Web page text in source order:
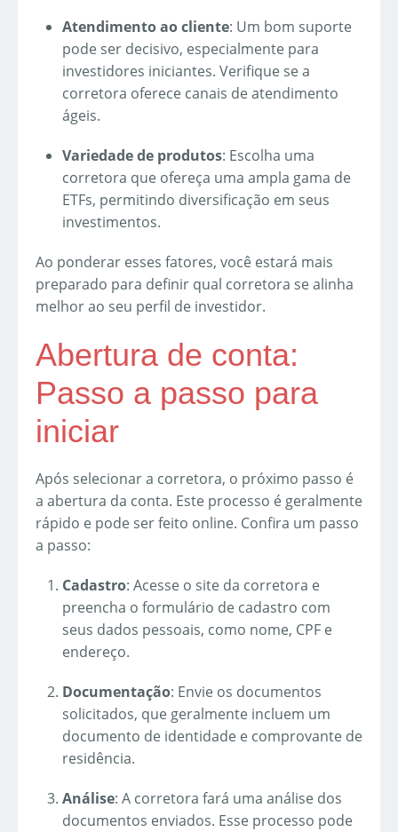
Atendimento ao cliente: Um bom suporte
pode ser decisivo, especialmente para
investidores iniciantes. Verifique se a
corretora oferece canais de atendimento
ágeis.
Variedade de produtos: Escolha uma
corretora que ofereça uma ampla gama de
ETFs, permitindo diversificação em seus
investimentos.
Ao ponderar esses fatores, você estará mais
preparado para definir qual corretora se alinha
melhor ao seu perfil de investidor.
Abertura de conta:
Passo a passo para
iniciar
Após selecionar a corretora, o próximo passo é
a abertura da conta. Este processo é geralmente
rápido e pode ser feito online. Confira um passo
a passo:
Cadastro: Acesse o site da corretora e
preencha o formulário de cadastro com
seus dados pessoais, como nome, CPF e
endereço.
Documentação: Envie os documentos
solicitados, que geralmente incluem um
documento de identidade e comprovante de
residência.
Análise: A corretora fará uma análise dos
documentos enviados. Esse processo pode